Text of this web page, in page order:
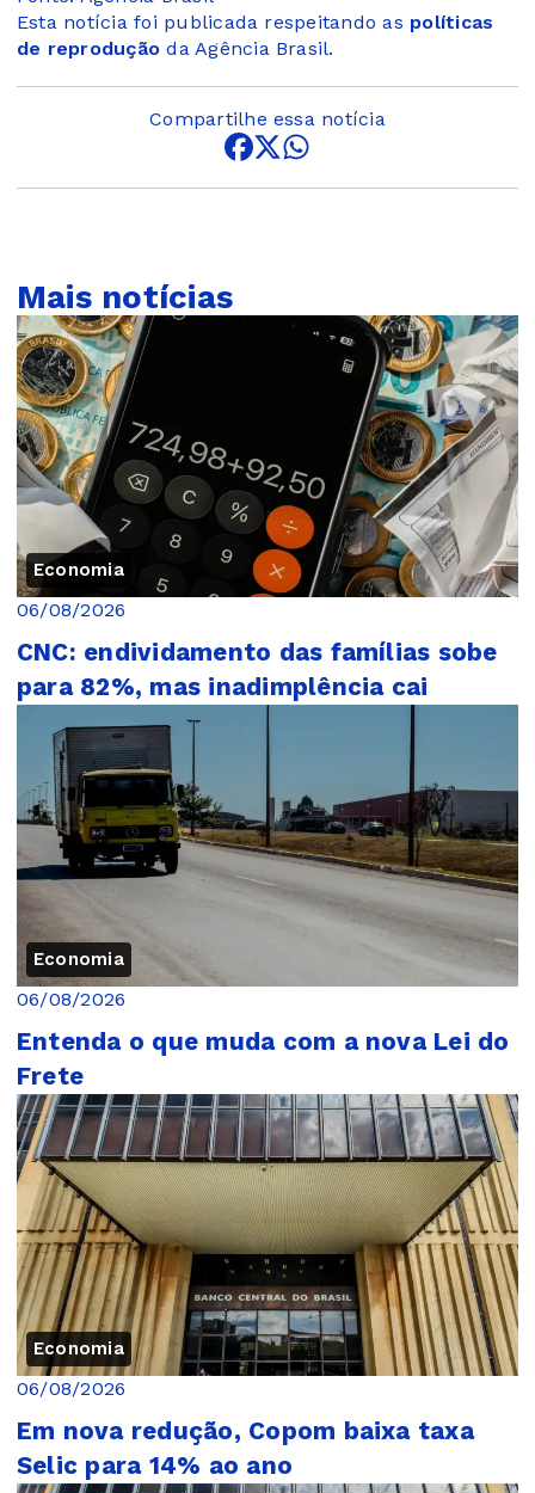
Esta notícia foi publicada respeitando as políticas
de reprodução da Agência Brasil.
Compartilhe essa notícia
Mais notícias
Economia
06/08/2026
CNC: endividamento das famílias sobe
para 82%, mas inadimplência cai
Economia
06/08/2026
Entenda o que muda com a nova Lei do
Frete
Economia
06/08/2026
Em nova redução, Copom baixa taxa
Selic para 14% ao ano